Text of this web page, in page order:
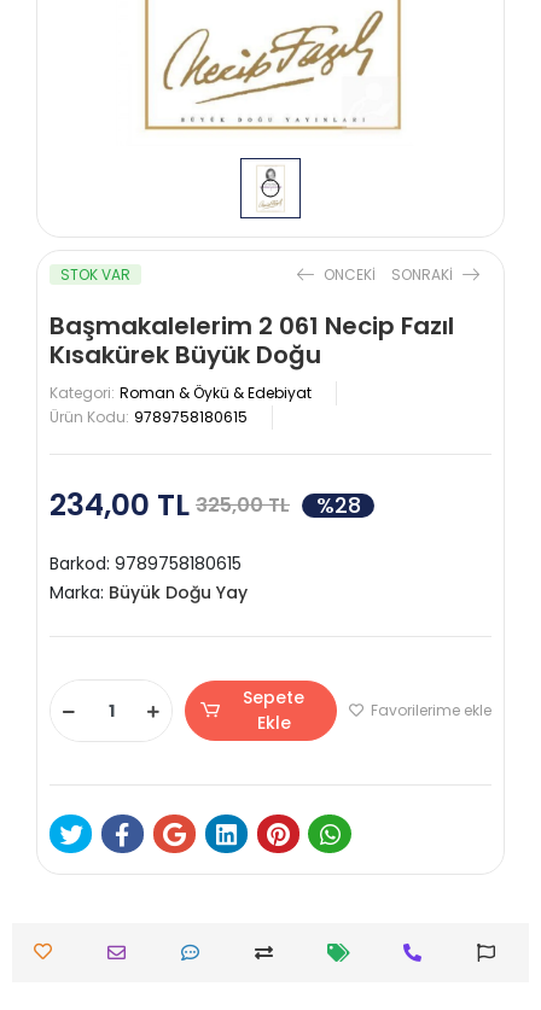
STOK VAR ONCEKI SONRAKI
Başmakalelerim 2 061 Necip Fazıl
Kısakürek Büyük Doğu
Kategori: Roman & Öykü & Edebiyat
Ürün Kodu: 9789758180615
234,00 TL 325,00 TL %28
Barkod: 9789758180615
Marka: Büyük Doğu Yay
Sepete
Ekle
Favorilerime ekle